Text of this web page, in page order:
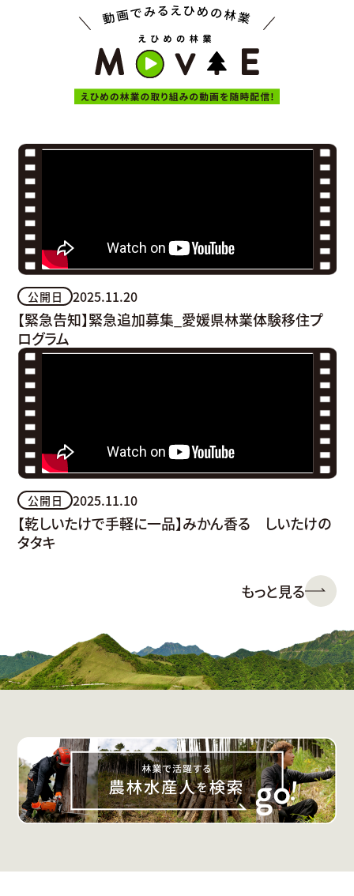
公開日 2025.11.20
【緊急告知】緊急追加募集_愛媛県林業体験移住プ
ログラム
公開日 2025.11.10
【乾しいたけで手軽に一品】みかん香る しいたけの
タタキ
もっと見る